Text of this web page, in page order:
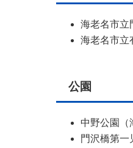
海老名市立
海老名市立
公園
中野公園（
門沢橋第一